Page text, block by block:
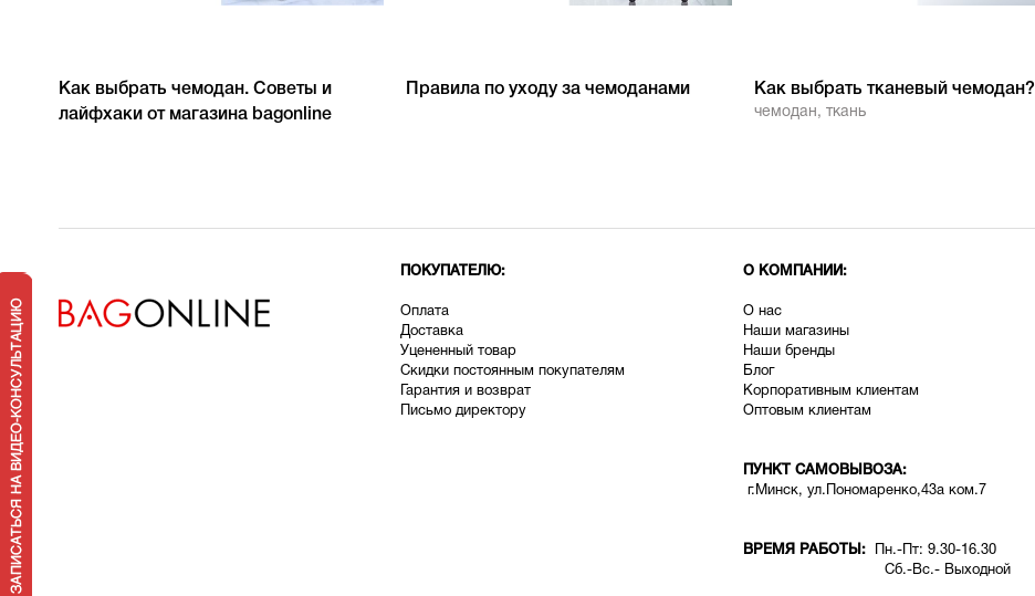
Как выбрать чемодан. Советы и
лайфхаки от магазина bagonline
Правила по уходу за чемоданами Как выбрать тканевый чемодан?
чемодан, ткань
ПОКУПАТЕЛЮ:
Оплата
Доставка
Уцененный товар
Скидки постоянным покупателям
Гарантия и возврат
Письмо директору
О КОМПАНИИ:
О нас
Наши магазины
Наши бренды
Блог
Корпоративным клиентам
Оптовым клиентам
ПУНКТ САМОВЫВОЗА:
г.Минск, ул.Пономаренко,43а ком.7
ВРЕМЯ РАБОТЫ: Пн.-Пт: 9.30-16.30
Сб.-Вс.- Выходной